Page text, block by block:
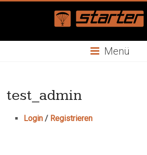
Starterplus
Menü
test_admin
Login/ Registrieren